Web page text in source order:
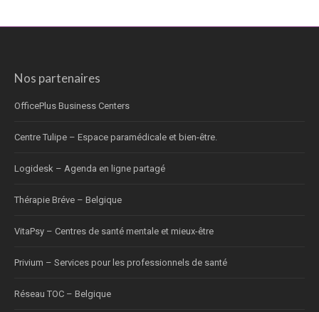
Nos partenaires
OfficePlus Business Centers
Centre Tulipe – Espace paramédicale et bien-être.
Logidesk – Agenda en ligne partagé
Thérapie Bréve – Belgique
VitaPsy – Centres de santé mentale et mieux-être
Privium – Services pour les professionnels de santé
Réseau TOC – Belgique